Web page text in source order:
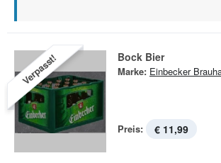
Verpasst! Bock Bier
Marke: Einbecker
Preis: € 11,99